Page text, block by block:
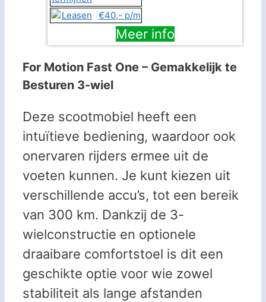
€40,- p/m
Meer info
For Motion Fast One – Gemakkelijk te
Besturen 3-wiel
Deze scootmobiel heeft een
intuïtieve bediening, waardoor ook
onervaren rijders ermee uit de
voeten kunnen. Je kunt kiezen uit
verschillende accu’s, tot een bereik
van 300 km. Dankzij de 3-
wielconstructie en optionele
draaibare comfortstoel is dit een
geschikte optie voor wie zowel
stabiliteit als lange afstanden